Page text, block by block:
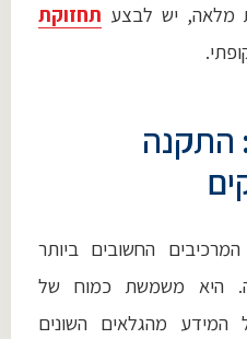
מלאה, יש לבצע תחזוקת
התקנה
החשובים ביותר
היא משמשת כמוח של
מהגלאים השונים